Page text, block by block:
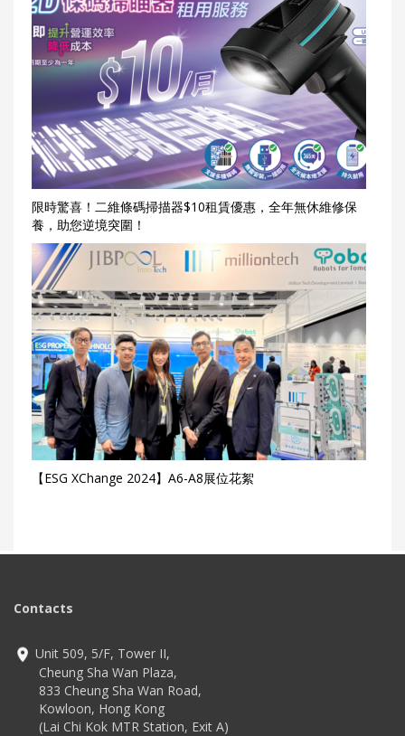
限時驚喜！二維條碼掃描器$10租賃優惠，全年無休維修保
養，助您逆境突圍！
【ESG XChange 2024】A6-A8展位花絮
Contacts
Unit 509, 5/F, Tower II,
Cheung Sha Wan Plaza,
833 Cheung Sha Wan Road,
Kowloon, Hong Kong
(Lai Chi Kok MTR Station, Exit A)